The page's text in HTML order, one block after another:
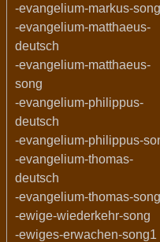
-evangelium-markus-song
-evangelium-matthaeus-
deutsch
-evangelium-matthaeus-
song
-evangelium-philippus-
deutsch
-evangelium-philippus-
-evangelium-thomas-
deutsch
-evangelium-thomas-song
-ewige-wiederkehr-song
-ewiges-erwachen-song1